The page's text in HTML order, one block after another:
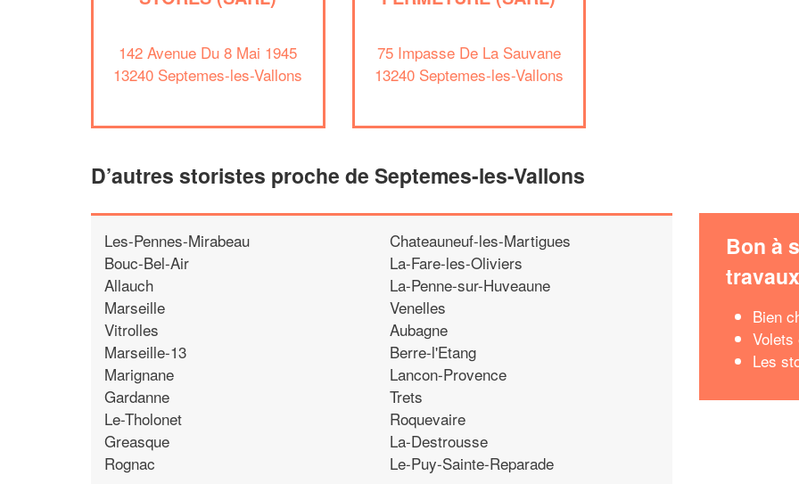
142 Avenue Du 8 Mai 1945
13240 Septemes-les-Vallons
75 Impasse De La Sauvane
13240 Septemes-les-Vallons
D’autres storistes proche de Septemes-les-Vallons
Les-Pennes-Mirabeau
Bouc-Bel-Air
Allauch
Marseille
Vitrolles
Marseille-13
Marignane
Gardanne
Le-Tholonet
Greasque
Rognac
Chateauneuf-les-Martigues
La-Fare-les-Oliviers
La-Penne-sur-Huveaune
Venelles
Aubagne
Berre-l'Etang
Lancon-Provence
Trets
Roquevaire
La-Destrousse
Le-Puy-Sainte-Reparade
Bon à
travaux
Bien
Les